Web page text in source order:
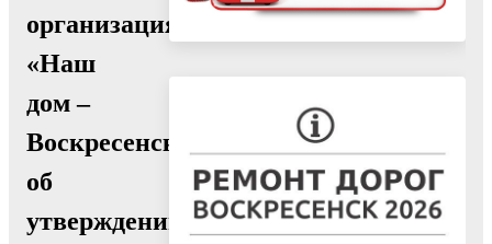
организация
«Наш
дом –
Воскресенск»
об
утверждении